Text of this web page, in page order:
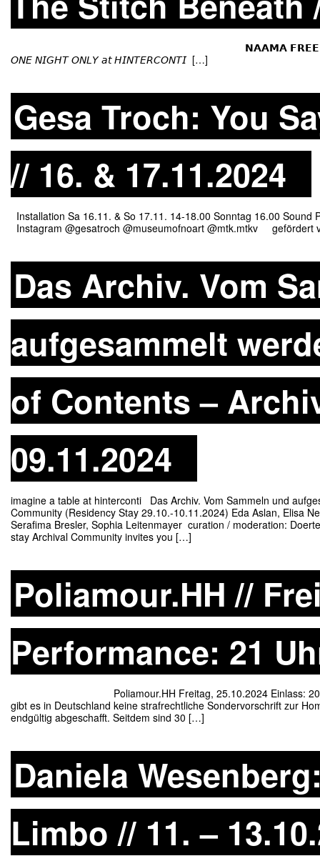
𝗡𝗔𝗔𝗠𝗔 𝗙𝗥𝗘𝗘𝗗𝗠𝗔𝗡 & 𝗝𝗔𝗦𝗠𝗜𝗡
𝘖𝘕𝘌 𝘕𝘐𝘎𝘏𝘛 𝘖𝘕𝘓𝘠 𝘢𝘵 𝘏𝘐𝘕𝘛𝘌𝘙𝘊𝘖𝘕𝘛𝘐 […]
Gesa Troch: You
// 16. & 17.11.2024
Installation Sa 16.11. & So 17.11. 14-18.00 Sonntag 16.00
Instagram @gesatroch @museumofnoart @mtk.mtkv
Das Archiv. Vom
aufgesammelt
of Contents –
09.11.2024
imagine a table at hinterconti Das Archiv. Vom Sammeln und
Community (Residency Stay 29.10.-10.11.2024) Eda Aslan, Elisa
Serafima Bresler, Sophia Leitenmayer curation / moderation:
stay Archival Community invites you […]
Poliamour.HH //
Performance: 21
Poliamour.HH Freitag, 25.10.2024 Einlass: 20.30 Uhr
gibt es in Deutschland keine strafrechtliche Sondervorschrift zur
endgültig abgeschafft. Seitdem sind 30 […]
Daniela
Limbo // 11. –